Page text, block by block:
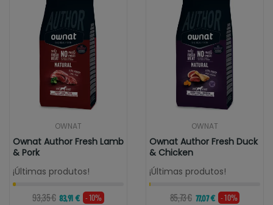
OWNAT
Ownat Author Fresh Lamb
& Pork
¡Últimas produtos!
93,35 € 83,91 € - 10%
OWNAT
Ownat Author Fresh Duck
& Chicken
¡Últimas produtos!
85,73 € 77,07 € - 10%